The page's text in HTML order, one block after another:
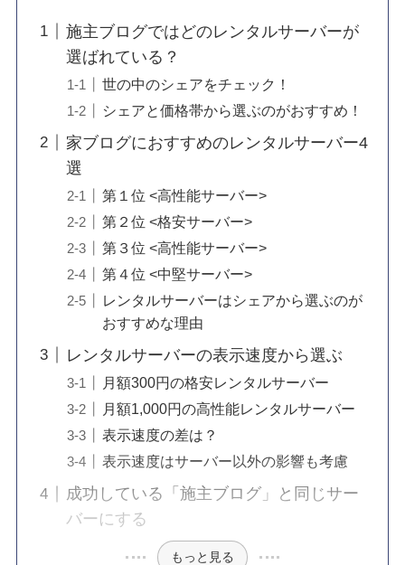
施主ブログではどのレンタルサーバーが
選ばれている？
世の中のシェアをチェック！
シェアと価格帯から選ぶのがおすすめ！
家ブログにおすすめのレンタルサーバー4
選
第１位 <高性能サーバー>
第２位 <格安サーバー>
第３位 <高性能サーバー>
第４位 <中堅サーバー>
レンタルサーバーはシェアから選ぶのが
おすすめな理由
レンタルサーバーの表示速度から選ぶ
月額300円の格安レンタルサーバー
月額1,000円の高性能レンタルサーバー
表示速度の差は？
表示速度はサーバー以外の影響も考慮
成功している「施主ブログ」と同じサー
バーにする
もっと見る